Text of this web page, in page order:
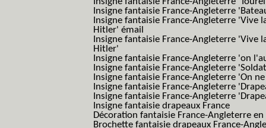
Insigne fantaisie France-Angleterre
Insigne fantaisie France-Angleterre
Hitler' émail
Insigne fantaisie France-Angleterre
Hitler'
Insigne fantaisie France-Angleterre 'on
Insigne fantaisie France-Angleterre
Insigne fantaisie France-Angleterre 'On
Insigne fantaisie France-Angleterre
Insigne fantaisie France-Angleterre
Insigne fantaisie drapeaux France
Décoration fantaisie France-Angleterre en
Brochette fantaisie drapeaux France-